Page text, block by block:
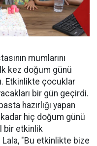
mumlarını
kez doğum günü
Etkinlikte çocuklar
bir gün geçirdi.
hazırlığı yapan
kadar hiç doğum günü
bir etkinlik
"Bu etkinlikte bize